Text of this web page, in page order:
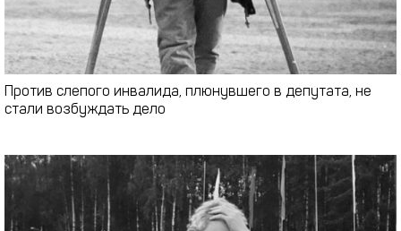
Против слепого инвалида, плюнувшего в депутата, не
стали возбуждать дело